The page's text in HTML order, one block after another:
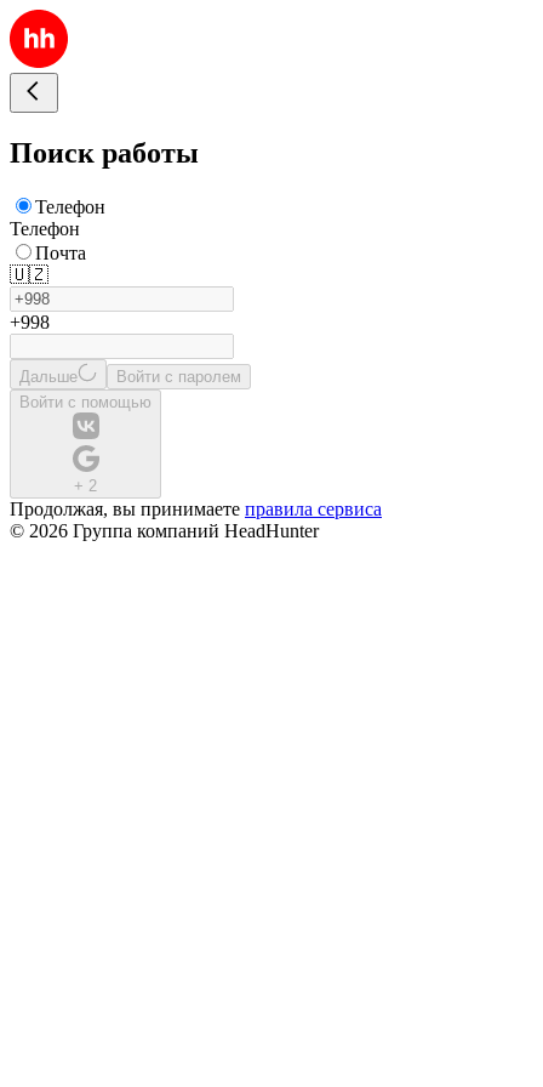
Поиск работы
Телефон
Телефон
Почта
🇺🇿
+998
Дальше
Войти с паролем
Войти с помощью
+ 2
Продолжая, вы принимаете правила сервиса
© 2026 Группа компаний HeadHunter